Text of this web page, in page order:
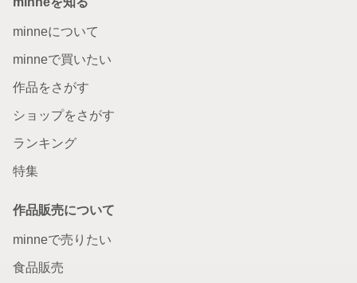
minneについて
minneで買いたい
作品をさがす
ショップをさがす
ランキング
特集
作品販売について
minneで売りたい
食品販売